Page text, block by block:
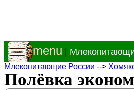
menu
Млекопитающие России -->
Полёвка